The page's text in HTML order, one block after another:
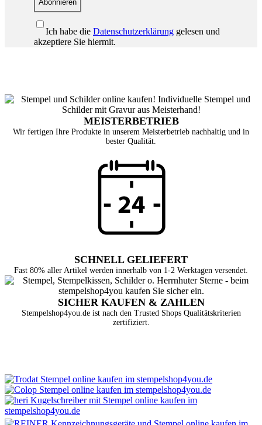
Abonnieren
Ich habe die Datenschutzerklärung gelesen und
akzeptiere Sie hiermit.
MEISTERBETRIEB
Wir fertigen Ihre Produkte in unserem Meisterbetrieb nachhaltig und in
bester Qualität.
SCHNELL GELIEFERT
Fast 80% aller Artikel werden innerhalb von 1-2 Werktagen versendet.
SICHER KAUFEN & ZAHLEN
Stempelshop4you.de ist nach den Trusted Shops Qualitätskriterien
zertifiziert.